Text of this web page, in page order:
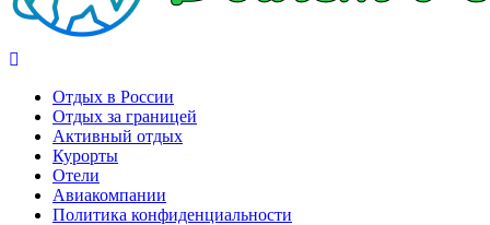
Вылет в 6:00!
Генеральный директор: Чернокоз Ольга Валерьевна
info@gosrf.ru +7 (495) 920-51-49
Отдых в России
Отдых за границей
Активный отдых
Курорты
Отели
Авиакомпании
Политика конфиденциальности